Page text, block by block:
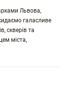
Львова,
галасливе
скверів та
міста,